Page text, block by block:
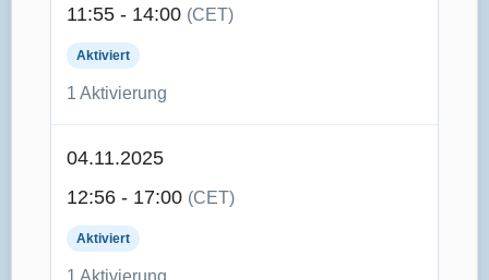
11:55 - 14:00 (CET)
Aktiviert
1 Aktivierung
04.11.2025
12:56 - 17:00 (CET)
Aktiviert